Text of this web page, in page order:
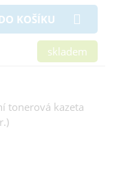
KOŠÍKU
skladem